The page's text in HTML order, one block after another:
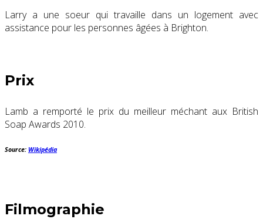
Larry a une soeur qui travaille dans un logement avec
assistance pour les personnes âgées à Brighton.
Prix
Lamb a remporté le prix du meilleur méchant aux British
Soap Awards 2010.
Source: Wikipédia
Filmographie